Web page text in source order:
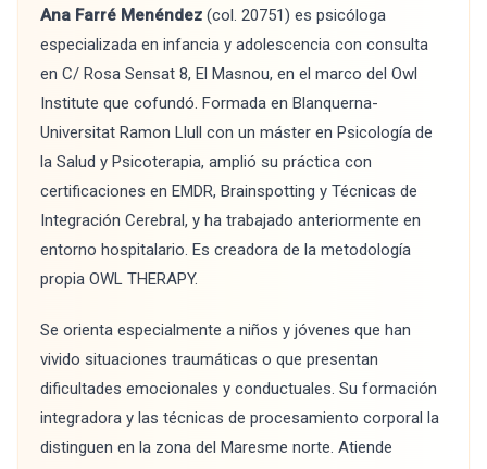
Ana Farré Menéndez (col. 20751) es psicóloga
especializada en infancia y adolescencia con consulta
en C/ Rosa Sensat 8, El Masnou, en el marco del Owl
Institute que cofundó. Formada en Blanquerna-
Universitat Ramon Llull con un máster en Psicología de
la Salud y Psicoterapia, amplió su práctica con
certificaciones en EMDR, Brainspotting y Técnicas de
Integración Cerebral, y ha trabajado anteriormente en
entorno hospitalario. Es creadora de la metodología
propia OWL THERAPY.
Se orienta especialmente a niños y jóvenes que han
vivido situaciones traumáticas o que presentan
dificultades emocionales y conductuales. Su formación
integradora y las técnicas de procesamiento corporal la
distinguen en la zona del Maresme norte. Atiende